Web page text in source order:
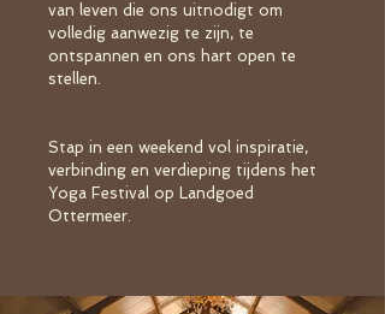
van leven die ons uitnodigt om
volledig aanwezig te zijn, te
ontspannen en ons hart open te
stellen.
Stap in een weekend vol inspiratie,
verbinding en verdieping tijdens het
Yoga Festival op Landgoed
Ottermeer.